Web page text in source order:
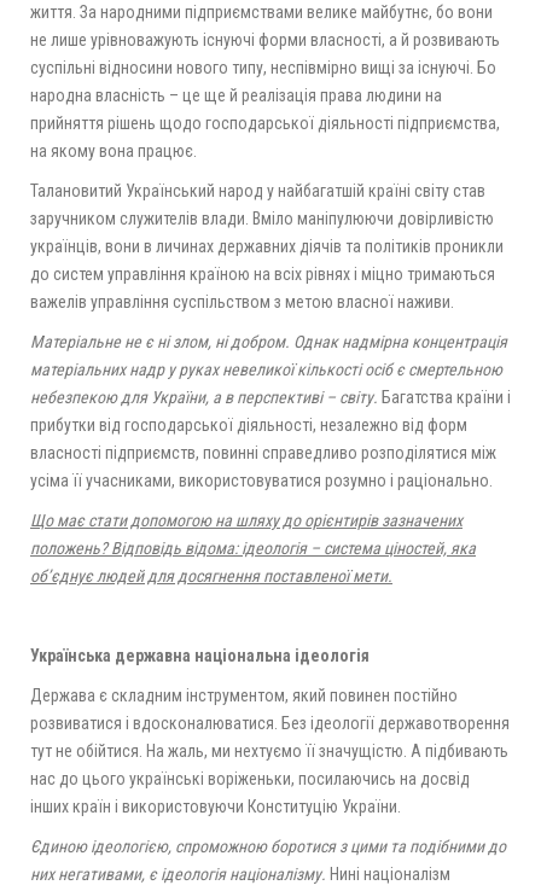
життя. За народними підприємствами велике майбутнє, бо вони
не лише урівноважують існуючі форми власності, а й розвивають
суспільні відносини нового типу, неспівмірно вищі за існуючі. Бо
народна власність – це ще й реалізація права людини на
прийняття рішень щодо господарської діяльності підприємства,
на якому вона працює.
Талановитий Український народ у найбагатшій країні світу став
заручником служителів влади. Вміло маніпулюючи довірливістю
українців, вони в личинах державних діячів та політиків проникли
до систем управління країною на всіх рівнях і міцно тримаються
важелів управління суспільством з метою власної наживи.
Матеріальне не є ні злом, ні добром. Однак надмірна концентрація
матеріальних надр у руках невеликої кількості осіб є смертельною
небезпекою для України, а в перспективі – світу. Багатства країни і
прибутки від господарської діяльності, незалежно від форм
власності підприємств, повинні справедливо розподілятися між
усіма її учасниками, використовуватися розумно і раціонально.
Що має стати допомогою на шляху до орієнтирів зазначених
положень? Відповідь відома: ідеологія – система ціностей, яка
об’єднує людей для досягнення поставленої мети.
Українська державна національна ідеологія
Держава є складним інструментом, який повинен постійно
розвиватися і вдосконалюватися. Без ідеології державотворення
тут не обійтися. На жаль, ми нехтуємо її значущістю. А підбивають
нас до цього українські воріженьки, посилаючись на досвід
інших країн і використовуючи Конституцію України.
Єдиною ідеологією, спроможною боротися з цими та подібними до
них негативами, є ідеологія націоналізму. Нині націоналізм